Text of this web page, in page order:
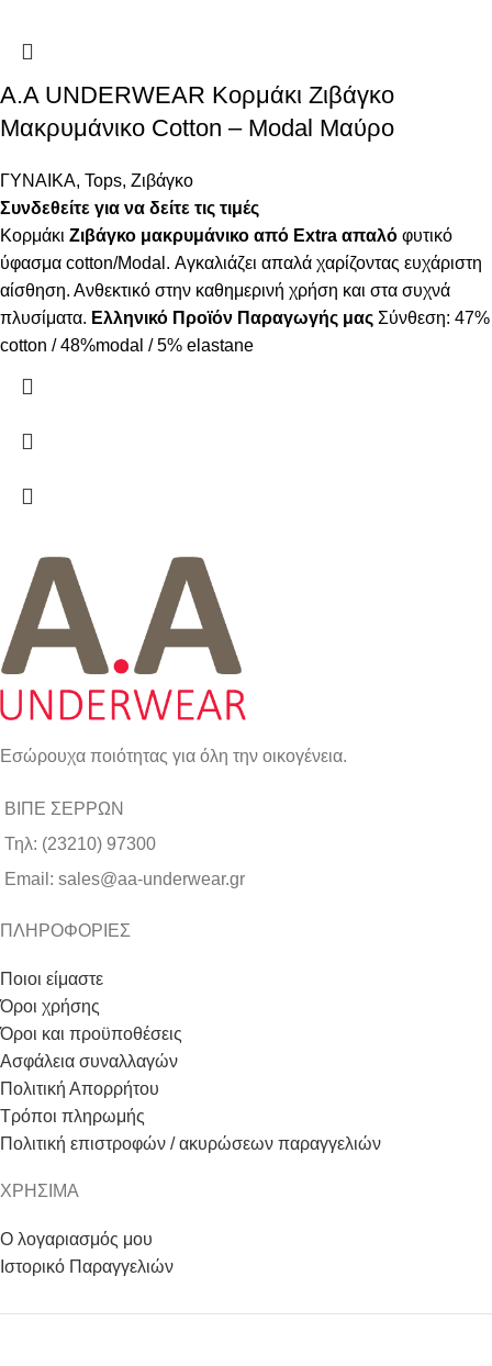
A.A UNDERWEAR Κορμάκι Ζιβάγκο
Μακρυμάνικο Cotton – Modal Μαύρο
ΓΥΝΑΙΚΑ, Tops, Ζιβάγκο
Συνδεθείτε για να δείτε τις τιμές
Κορμάκι Ζιβάγκο μακρυμάνικο από Extra απαλό φυτικό
ύφασμα cotton/Modal. Αγκαλιάζει απαλά χαρίζοντας ευχάριστη
αίσθηση. Ανθεκτικό στην καθημερινή χρήση και στα συχνά
πλυσίματα. Ελληνικό Προϊόν Παραγωγής μας Σύνθεση: 47%
cotton / 48%modal / 5% elastane
Εσώρουχα ποιότητας για όλη την οικογένεια.
ΒΙΠΕ ΣΕΡΡΩΝ
Τηλ: (23210) 97300
Email: sales@aa-underwear.gr
ΠΛΗΡΟΦΟΡΙΕΣ
Ποιοι είμαστε
Όροι χρήσης
Όροι και προϋποθέσεις
Ασφάλεια συναλλαγών
Πολιτική Απορρήτου
Τρόποι πληρωμής
Πολιτική επιστροφών / ακυρώσεων παραγγελιών
ΧΡΗΣΙΜΑ
Ο λογαριασμός μου
Ιστορικό Παραγγελιών